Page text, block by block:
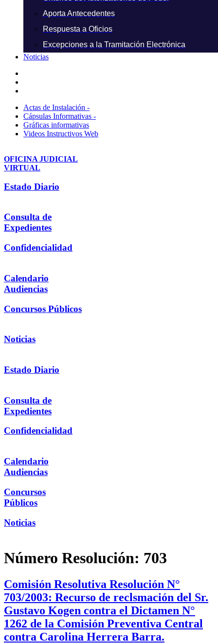
Aporta Antecedentes
Respuesta a Oficios
Excepciones a la Tramitación Electrónica
Noticias
Actas de Instalación -
Cápsulas Informativas -
Gráficas informativas
Videos Instructivos Web
OFICINA JUDICIAL
VIRTUAL
Estado Diario
Consulta de
Expedientes
Confidencialidad
Calendario
Audiencias
Concursos Públicos
Noticias
Estado Diario
Consulta de
Expedientes
Confidencialidad
Calendario
Audiencias
Concursos
Públicos
Noticias
Número Resolución: 703
Comisión Resolutiva Resolución N°
703/2003: Recurso de reclsmación del Sr.
Gustavo Kogen contra el Dictamen N°
1262 de la Comisión Preventiva Central
contra Carolina Herrera Barra.